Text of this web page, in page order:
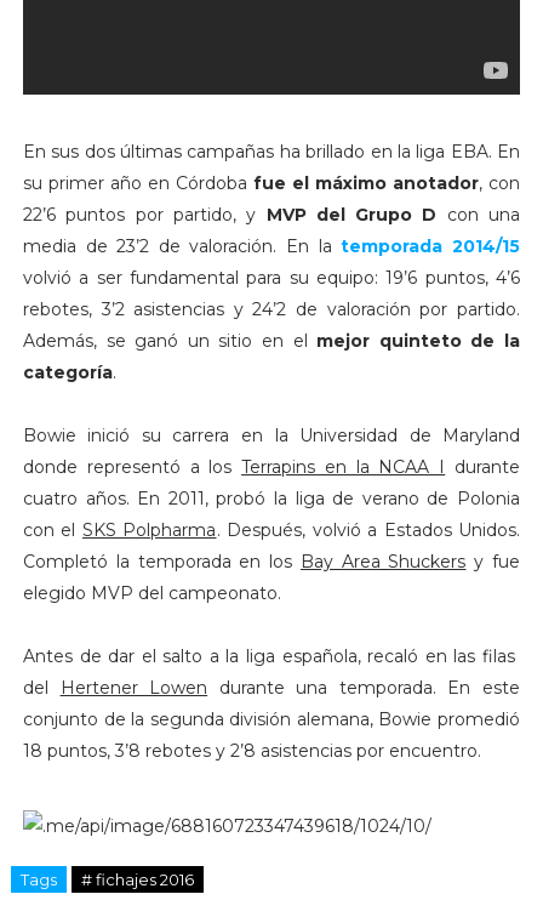
En sus dos últimas campañas ha brillado en la liga EBA. En
su primer año en Córdoba fue el máximo anotador, con
22’6 puntos por partido, y MVP del Grupo D con una
media de 23’2 de valoración. En latemporada 2014/15
volvió a ser fundamental para su equipo: 19’6 puntos, 4’6
rebotes, 3’2 asistencias y 24’2 de valoración por partido.
Además, se ganó un sitio en el mejor quinteto de la
categoría.
Bowie inició su carrera en la Universidad de Maryland
donde representó a losTerrapins en la NCAA I
durante
cuatro años. En 2011, probó la liga de verano de Polonia
con el SKS Polpharma. Después, volvió a Estados Unidos.
Completó la temporada en los Bay Area Shuckers y fue
elegido MVP del campeonato.
Antes de dar el salto a la liga española, recaló en las filas
del
Hertener Lowen durante una temporada. En este
conjunto de la segunda división alemana, Bowie promedió
18 puntos, 3’8 rebotes y 2’8 asistencias por encuentro.
Tags # fichajes 2016